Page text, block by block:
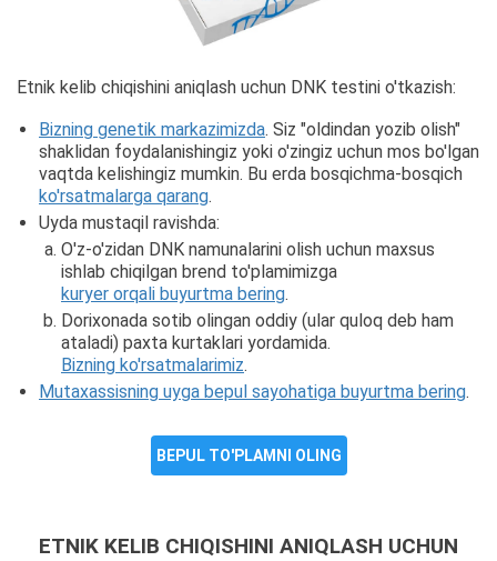
Etnik kelib chiqishini aniqlash uchun DNK testini o'tkazish:
Bizning genetik markazimizda. Siz "oldindan yozib olish"
shaklidan foydalanishingiz yoki o'zingiz uchun mos bo'lgan
vaqtda kelishingiz mumkin. Bu erda bosqichma-bosqich
ko'rsatmalarga qarang.
Uyda mustaqil ravishda:
O'z-o'zidan DNK namunalarini olish uchun maxsus
ishlab chiqilgan brend to'plamimizga
kuryer orqali buyurtma bering.
Dorixonada sotib olingan oddiy (ular quloq deb ham
ataladi) paxta kurtaklari yordamida.
Bizning ko'rsatmalarimiz.
Mutaxassisning uyga bepul sayohatiga buyurtma bering.
BEPUL TO'PLAMNI OLING
ETNIK KELIB CHIQISHINI ANIQLASH UCHUN